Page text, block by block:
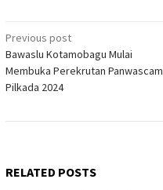
Post
navigation
Previous post
Bawaslu Kotamobagu Mulai
Membuka Perekrutan Panwascam
Pilkada 2024
RELATED POSTS